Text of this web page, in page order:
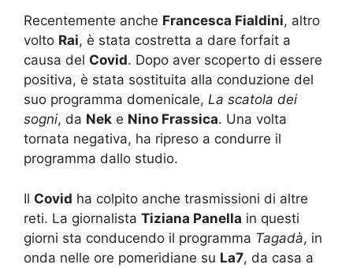
Recentemente anche Francesca Fialdini, altro
volto Rai, è stata costretta a dare forfait a
causa del Covid. Dopo aver scoperto di essere
positiva, è stata sostituita alla conduzione del
suo programma domenicale, La scatola dei
sogni, da Nek e Nino Frassica. Una volta
tornata negativa, ha ripreso a condurre il
programma dallo studio.
Il Covid ha colpito anche trasmissioni di altre
reti. La giornalista Tiziana Panella in questi
giorni sta conducendo il programma Tagadà, in
onda nelle ore pomeridiane su La7, da casa a